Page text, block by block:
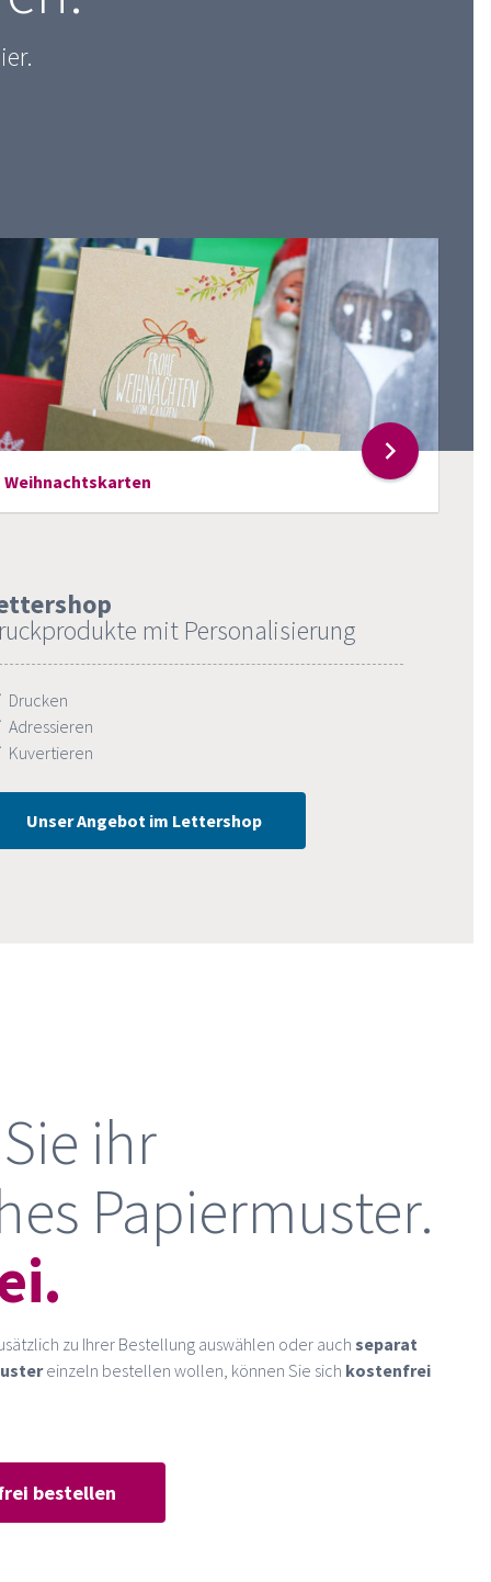
Weihnachtskarten
mit Personalisierung
Drucken
Adressieren
Kuvertieren
Unser Angebot im Lettershop
ihr
Papiermuster.
zu Ihrer Bestellung auswählen oder auch separat
einzeln bestellen wollen, können Sie sich kostenfrei
bestellen